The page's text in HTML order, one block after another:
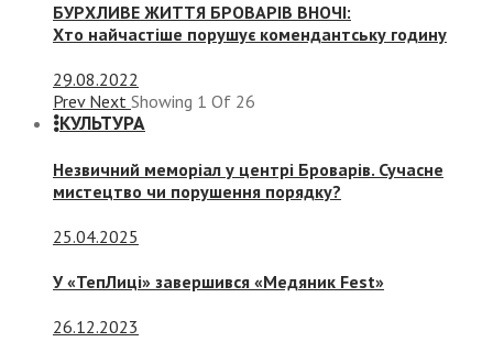
БУРХЛИВЕ ЖИТТЯ БРОВАРІВ ВНОЧІ:
Хто найчастіше порушує комендантську годину
29.08.2022
Prev Next Showing 1 Of 26
КУЛЬТУРА
Незвичний меморіал у центрі Броварів. Сучасне
мистецтво чи порушення порядку?
25.04.2025
У «ТепЛиці» завершився «Медяник Fest»
26.12.2023